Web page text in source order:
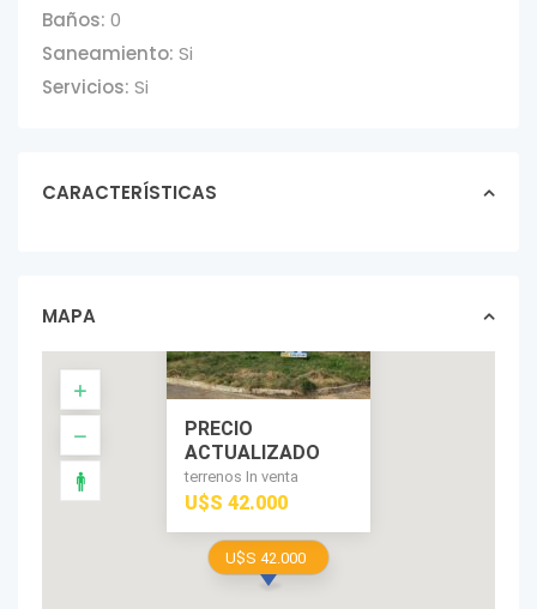
Baños: 0
Saneamiento: Si
Servicios: Si
CARACTERÍSTICAS
MAPA
U$S 42.000
PRECIO
ACTUALIZADO
terrenos In venta
U$S 42.000